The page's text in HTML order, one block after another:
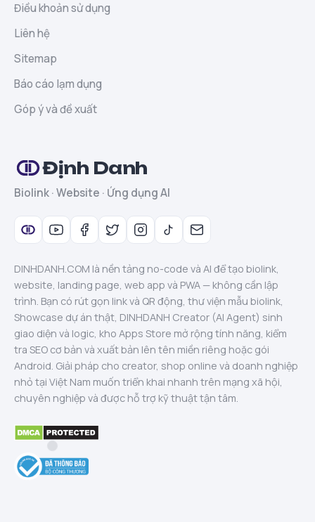
Điều khoản sử dụng
Liên hệ
Sitemap
Báo cáo lạm dụng
Góp ý và đề xuất
Định Danh
Biolink · Website · Ứng dụng AI
DINHDANH.COM là nền tảng no-code và AI để tạo biolink,
website, landing page, web app và PWA — không cần lập
trình. Bạn có rút gọn link và QR động, thư viện mẫu biolink,
Showcase dự án thật, DINHDANH Creator (AI Agent) sinh
giao diện và logic, kho Apps Store mở rộng tính năng, kiểm
tra SEO cơ bản và xuất bản lên tên miền riêng hoặc gói
Android. Giải pháp cho creator, shop online và doanh nghiệp
nhỏ tại Việt Nam muốn triển khai nhanh trên mạng xã hội,
chuyên nghiệp và được hỗ trợ kỹ thuật tận tâm.